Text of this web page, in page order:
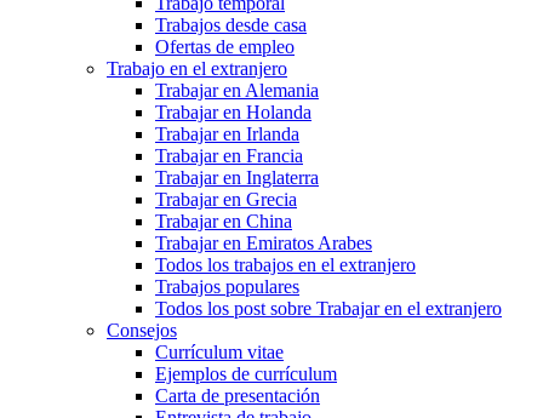
Trabajos desde casa
Ofertas de empleo
Trabajo en el extranjero
Trabajar en Alemania
Trabajar en Holanda
Trabajar en Irlanda
Trabajar en Francia
Trabajar en Inglaterra
Trabajar en Grecia
Trabajar en China
Trabajar en Emiratos Arabes
Todos los trabajos en el extranjero
Trabajos populares
Todos los post sobre Trabajar en el extranjero
Consejos
Currículum vitae
Ejemplos de currículum
Carta de presentación